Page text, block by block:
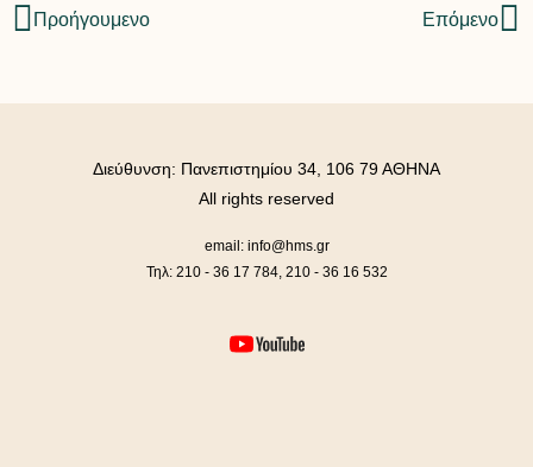
Προήγουμενο Επόμενο
email: info@hms.gr
Τηλ: 210 - 36 17 784, 210 - 36 16 532
Διεύθυνση: Πανεπιστημίου 34, 106 79 ΑΘΗΝΑ
All rights reserved